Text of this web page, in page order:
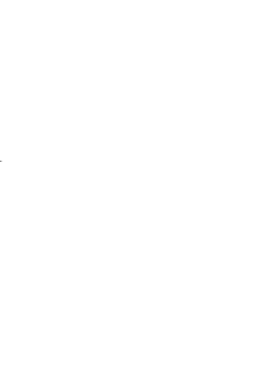
ケーションにはTeams、Google